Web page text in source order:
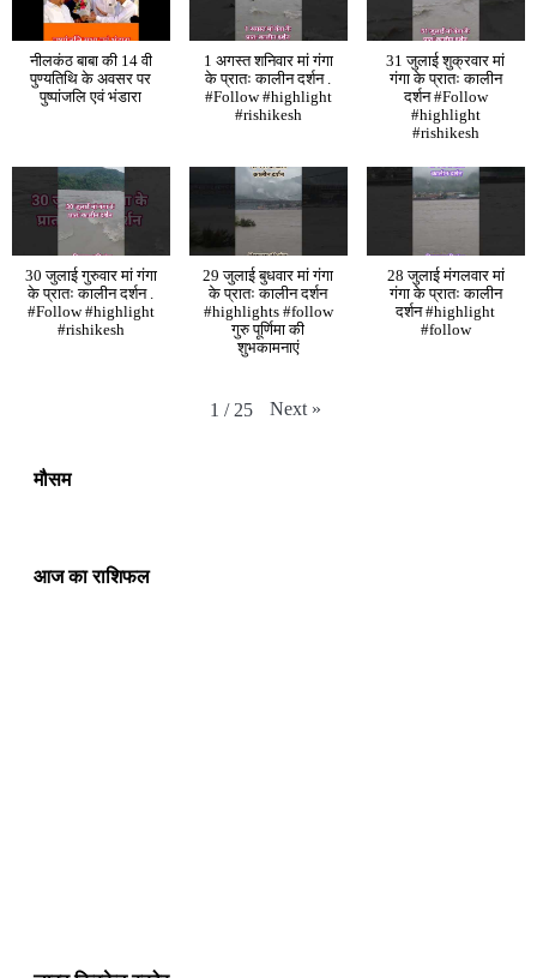
नीलकंठ बाबा की 14 वी
पुण्यतिथि के अवसर पर
पुष्पांजलि एवं भंडारा
1 अगस्त शनिवार मां गंगा
के प्रातः कालीन दर्शन .
#Follow #highlight
#rishikesh
31 जुलाई शुक्रवार मां
गंगा के प्रातः कालीन
दर्शन #Follow
#highlight
#rishikesh
30 जुलाई गुरुवार मां गंगा
के प्रातः कालीन दर्शन .
#Follow #highlight
#rishikesh
29 जुलाई बुधवार मां गंगा
के प्रातः कालीन दर्शन
#highlights #follow
गुरु पूर्णिमा की
शुभकामनाएं
28 जुलाई मंगलवार मां
गंगा के प्रातः कालीन
दर्शन #highlight
#follow
1 / 25 Next »
मौसम
आज का राशिफल